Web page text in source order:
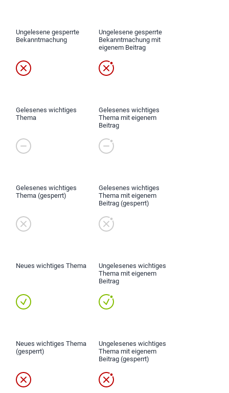
Ungelesene gesperrte
Bekanntmachung
Ungelesene gesperrte
Bekanntmachung mit
eigenem Beitrag
Gelesenes wichtiges
Thema
Gelesenes wichtiges
Thema mit eigenem
Beitrag
Gelesenes wichtiges
Thema (gesperrt)
Gelesenes wichtiges
Thema mit eigenem
Beitrag (gesperrt)
Neues wichtiges Thema
Ungelesenes wichtiges
Thema mit eigenem
Beitrag
Neues wichtiges Thema
(gesperrt)
Ungelesenes wichtiges
Thema mit eigenem
Beitrag (gesperrt)